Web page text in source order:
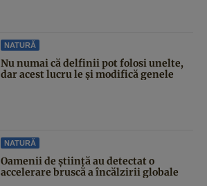
NATURĂ
Nu numai că delfinii pot folosi unelte,
dar acest lucru le și modifică genele
NATURĂ
Oamenii de știință au detectat o
accelerare bruscă a încălzirii globale